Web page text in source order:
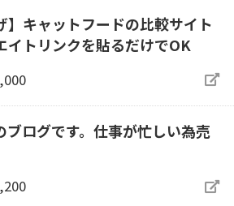
】キャットフードの比較サイト
イトリンクを貼るだけでOK
ブログです。仕事が忙しい為売